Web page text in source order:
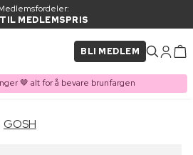
MEDLEMSPRIS
BLI MEDLEM
🤎 alt for å bevare brunfargen
I
GOSH